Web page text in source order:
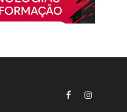
FacebookInstagram